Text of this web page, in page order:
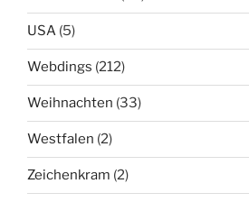
USA (5)
Webdings (212)
Weihnachten (33)
Westfalen (2)
Zeichenkram (2)